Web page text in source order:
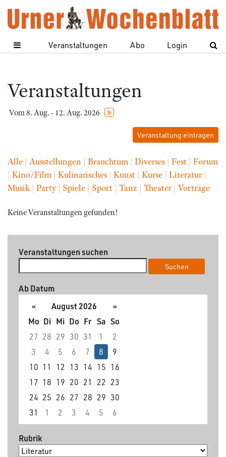
Veranstaltungen Abo Login
Veranstaltungen
Vom 8. Aug. - 12. Aug. 2026
Veranstaltung eintragen
Alle | Ausstellungen | Brauchtum | Diverses | Fest | Forum
| Kino/Film | Kulinarisches | Kunst | Kurse | Literatur|
Musik | Party| Spiele | Sport | Tanz | Theater| Vorträge
Keine Veranstaltungen gefunden!
Veranstaltungen suchen
Suchen
Ab Datum
«
August 2026
»
Mo Di Mi Do Fr Sa So
27 28 29 30 31 1
2
3
4 5 6 7 8
9
10 11 12 13 14 15 16
17 18 19 20 21 22 23
24 25 26 27 28 29 30
31
1 2 3 4 5 6
Rubrik